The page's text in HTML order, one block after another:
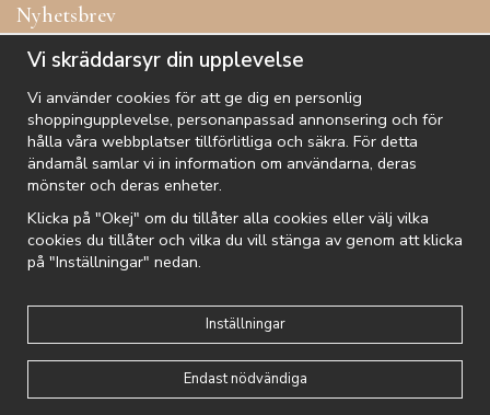
Nyhetsbrev
Få inspiration, förtur till kampanjer, specialerbjudanden och
De uppgifter du matar in kommer endast användas till våra nyhetsbrev.
Logga in
Om cookies Integritetspolicy
Vi skräddarsyr din upplevelse
Vi använder cookies för att ge dig en personlig
shoppingupplevelse, personanpassad annonsering och för
hålla våra webbplatser tillförlitliga och säkra. För detta
ändamål samlar vi in information om användarna, deras
mönster och deras enheter.
Klicka på "Okej" om du tillåter alla cookies eller välj vilka
cookies du tillåter och vilka du vill stänga av genom att klicka
på "Inställningar" nedan.
Inställningar
Endast nödvändiga